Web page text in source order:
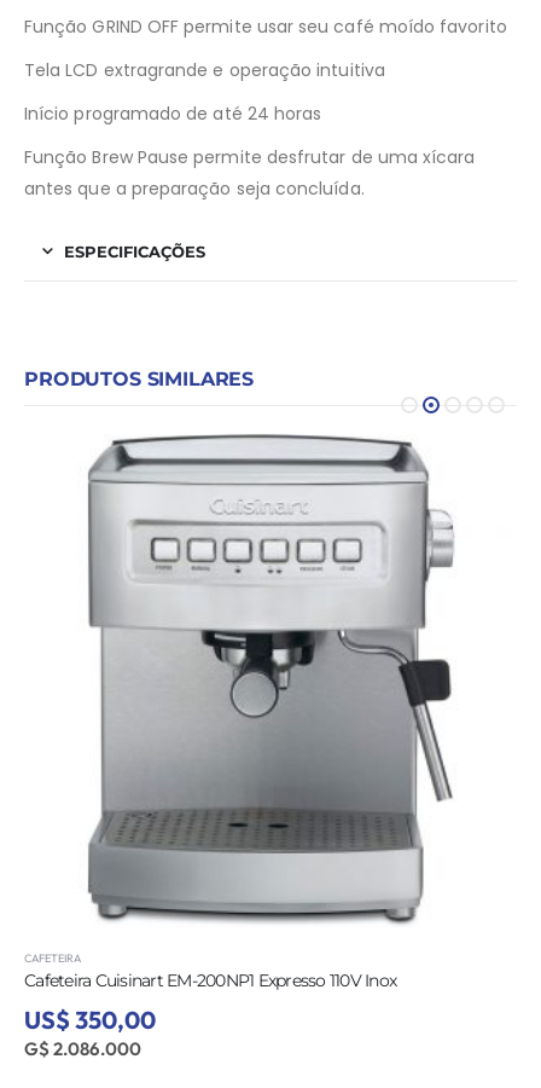
Função GRIND OFF permite usar seu café moído favorito
Tela LCD extragrande e operação intuitiva
Início programado de até 24 horas
Função Brew Pause permite desfrutar de uma xícara
antes que a preparação seja concluída.
ESPECIFICAÇÕES
PRODUTOS SIMILARES
CAFETEIRA
Cafeteira Cuisinart EM-200NP1 Expresso 110V Inox
US$ 350,00
G$ 2.086.000